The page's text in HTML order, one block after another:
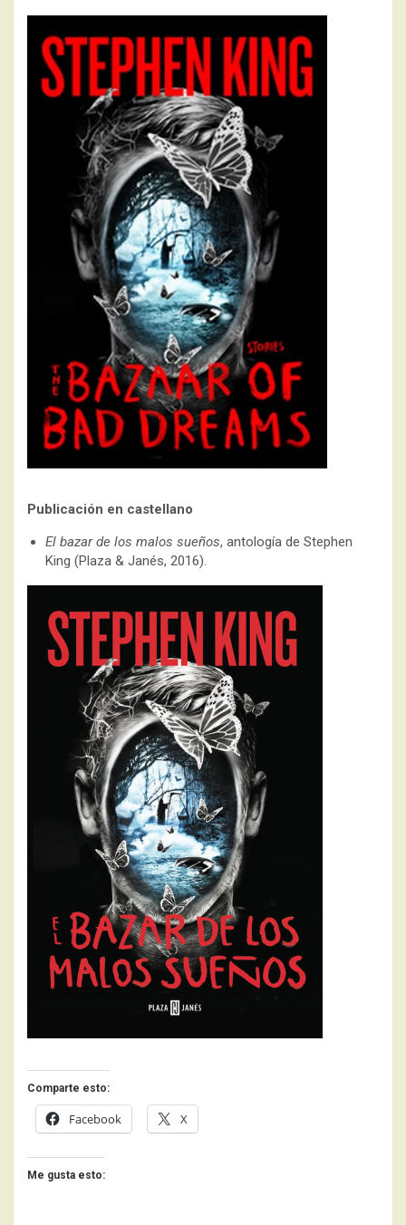
Publicación en castellano
El bazar de los malos sueños, antología de Stephen
King (Plaza & Janés, 2016).
Comparte esto:
Facebook X
Me gusta esto: